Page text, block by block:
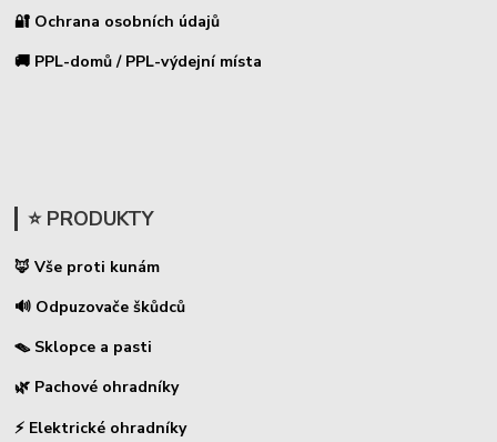
🔐 Ochrana osobních údajů
🚚 PPL-domů / PPL-výdejní místa
⭐ PRODUKTY
🦊 Vše proti kunám
🔊 Odpuzovače škůdců
🪤 Sklopce a pasti
🌿 Pachové ohradníky
⚡ Elektrické ohradníky